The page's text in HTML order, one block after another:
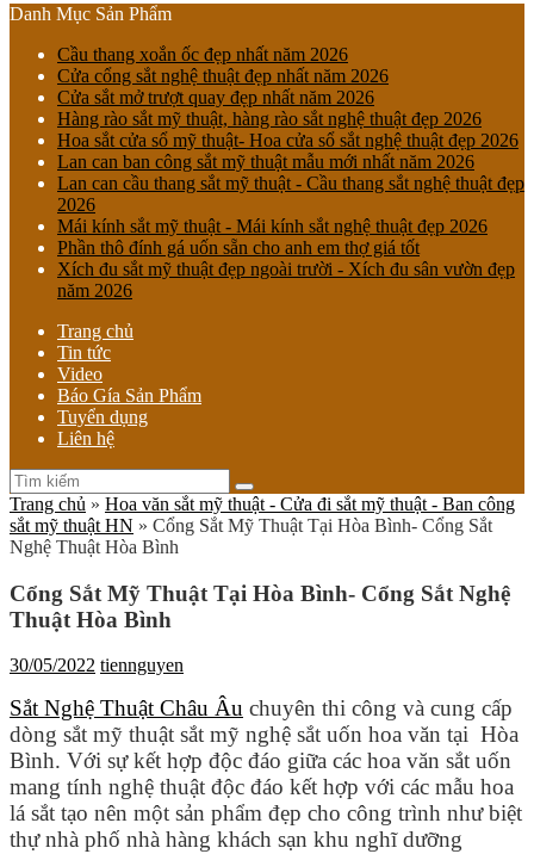
Danh Mục Sản Phẩm
Cầu thang xoắn ốc đẹp nhất năm 2026
Cửa cổng sắt nghệ thuật đẹp nhất năm 2026
Cửa sắt mở trượt quay đẹp nhất năm 2026
Hàng rào sắt mỹ thuật, hàng rào sắt nghệ thuật đẹp 2026
Hoa sắt cửa sổ mỹ thuật- Hoa cửa sổ sắt nghệ thuật đẹp 2026
Lan can ban công sắt mỹ thuật mẫu mới nhất năm 2026
Lan can cầu thang sắt mỹ thuật - Cầu thang sắt nghệ thuật đẹp
2026
Mái kính sắt mỹ thuật - Mái kính sắt nghệ thuật đẹp 2026
Phần thô đính gá uốn sẵn cho anh em thợ giá tốt
Xích đu sắt mỹ thuật đẹp ngoài trười - Xích đu sân vườn đẹp
năm 2026
Trang chủ
Tin tức
Video
Báo Gía Sản Phẩm
Tuyển dụng
Liên hệ
Trang chủ » Hoa văn sắt mỹ thuật - Cửa đi sắt mỹ thuật - Ban công
sắt mỹ thuật HN » Cổng Sắt Mỹ Thuật Tại Hòa Bình- Cổng Sắt
Nghệ Thuật Hòa Bình
Cổng Sắt Mỹ Thuật Tại Hòa Bình- Cổng Sắt Nghệ
Thuật Hòa Bình
30/05/2022 tiennguyen
Sắt Nghệ Thuật Châu Âu chuyên thi công và cung cấp
dòng sắt mỹ thuật sắt mỹ nghệ sắt uốn hoa văn tại Hòa
Bình. Với sự kết hợp độc đáo giữa các hoa văn sắt uốn
mang tính nghệ thuật độc đáo kết hợp với các mẫu hoa
lá sắt tạo nên một sản phẩm đẹp cho công trình như biệt
thự nhà phố nhà hàng khách sạn khu nghĩ dưỡng